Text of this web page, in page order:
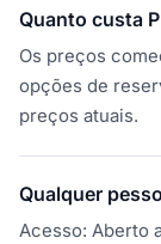
Quanto custa
Os preços
opções de
preços atuais.
Qualquer
Acesso: Aberto